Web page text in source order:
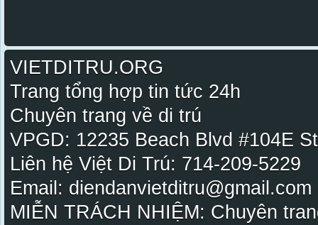
VIETDITRU.ORG
Trang tổng hợp tin tức 24h
Chuyên trang về di trú
VPGD: 12235 Beach Blvd #104E
Liên hệ Việt Di Trú: 714-209-5229
Email:
MIỄN TRÁCH NHIỆM: Chuyên